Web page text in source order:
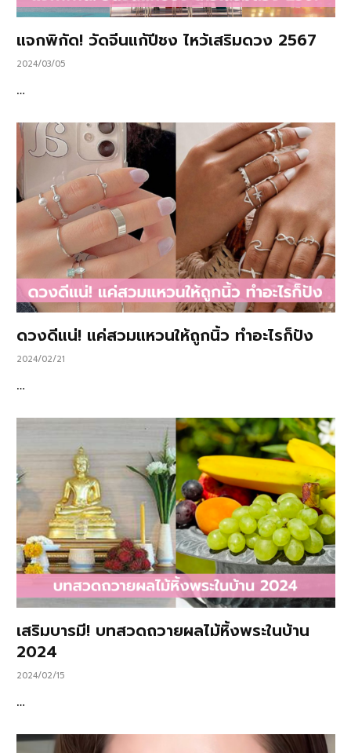
แจกพิกัด! วัดจีนแก้ปีชง ไหว้เสริมดวง 2567
2024/03/05
…
ดวงดีแน่! แค่สวมแหวนให้ถูกนิ้ว ทำอะไรก็ปัง
2024/02/21
…
เสริมบารมี! บทสวดถวายผลไม้หิ้งพระในบ้าน
2024
2024/02/15
…